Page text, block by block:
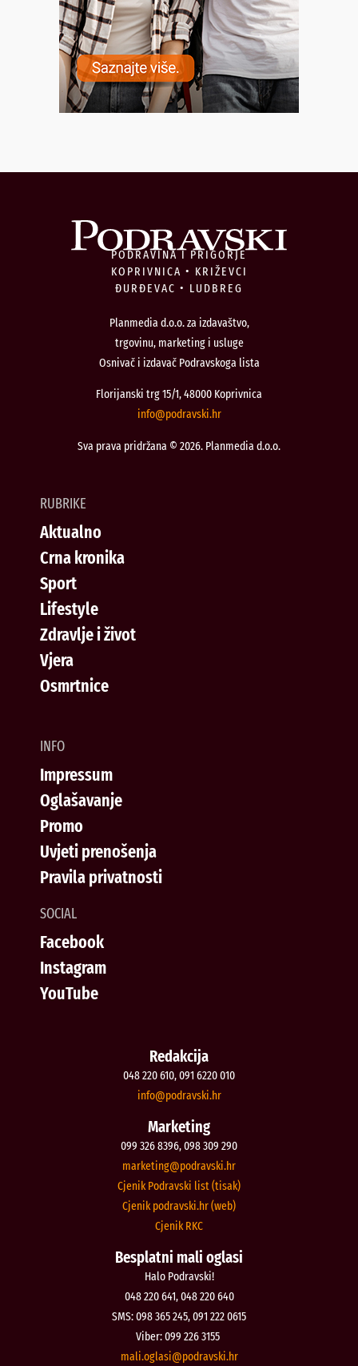
PODRAVINA I PRIGORJE
KOPRIVNICA • KRIŽEVCI
ĐURĐEVAC • LUDBREG
Planmedia d.o.o. za izdavaštvo,
trgovinu, marketing i usluge
Osnivač i izdavač Podravskoga lista
Florijanski trg 15/1, 48000 Koprivnica
rh.iksvardop
@ofni
Sva prava pridržana © 2026. Planmedia d.o.o.
RUBRIKE
Aktualno
Crna kronika
Sport
Lifestyle
Zdravlje i život
Vjera
Osmrtnice
INFO
Impressum
Oglašavanje
Promo
Uvjeti prenošenja
Pravila privatnosti
SOCIAL
Facebook
Instagram
YouTube
Redakcija
048 220 610, 091 6220 010
rh.iksvardop
@ofni
Marketing
099 326 8396, 098 309 290
rh.iksvardop
@gnitekram
Cjenik Podravski list (tisak)
Cjenik podravski.hr (web)
Cjenik RKC
Besplatni mali oglasi
Halo Podravski!
048 220 641, 048 220 640
SMS: 098 365 245, 091 222 0615
Viber: 099 226 3155
rh.iksvardop
@isalgo.ilam